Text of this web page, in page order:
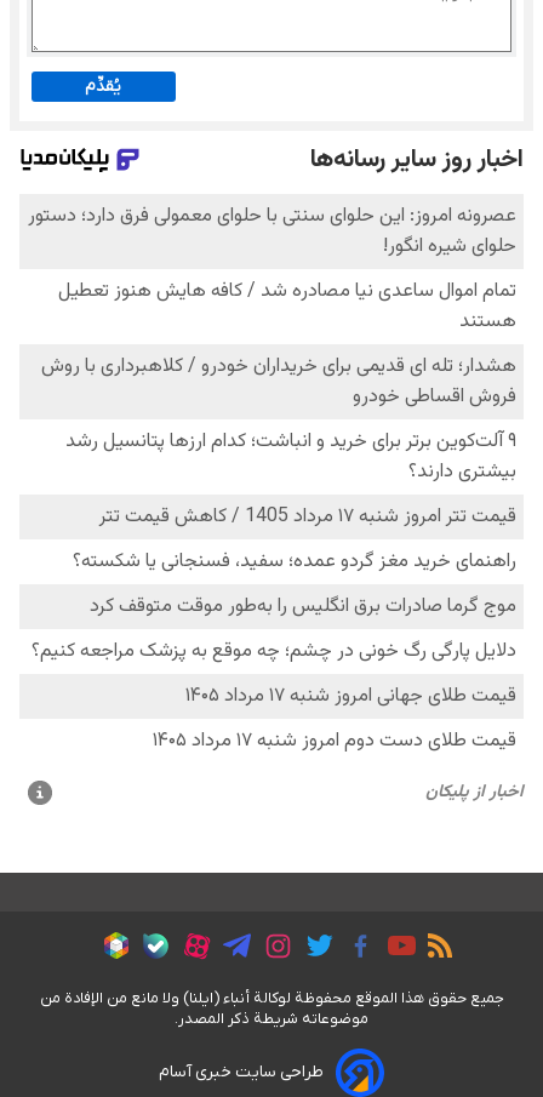
يُقدِّم
جمیع حقوق هذا الموقع محفوظة لوکالة أنباء (ايلنا) ولا مانع من الإفادة من
موضوعاته شریطة ذکر المصدر.
طراحی سایت خبری آسام